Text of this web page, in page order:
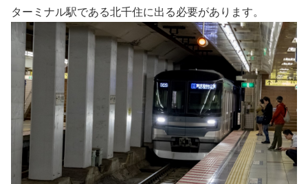
ターミナル駅である北千住に出る必要があります。